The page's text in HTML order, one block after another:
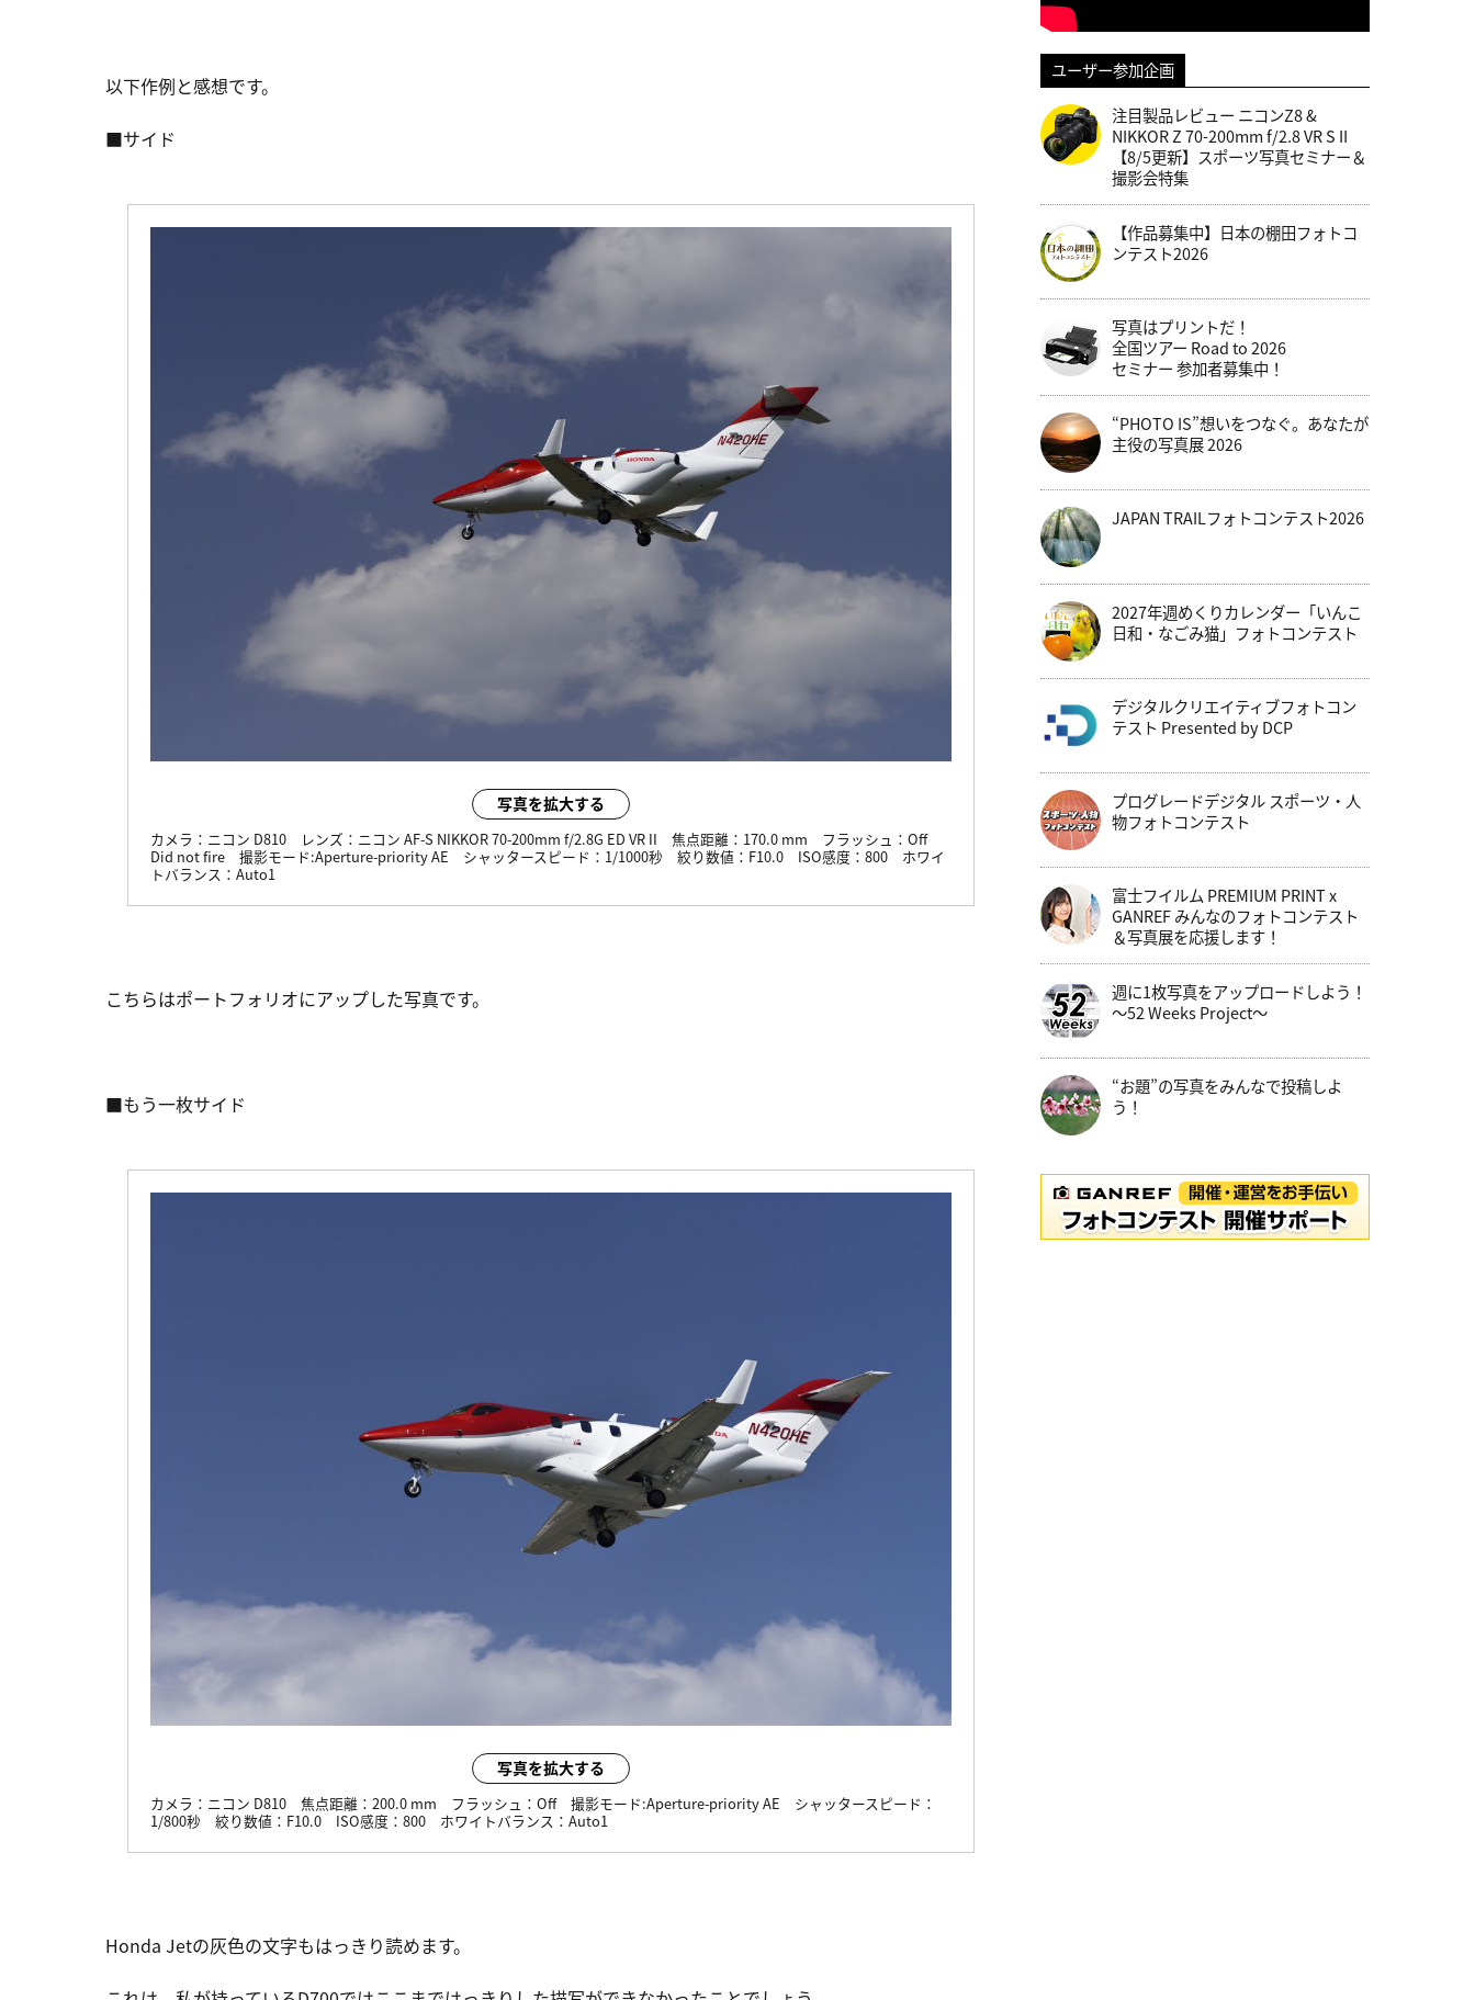
以下作例と感想です。
■サイド
写真を拡大する
カメラ： ニコン D810 レンズ： ニコン AF-S NIKKOR 70-200mm f/2.8G ED VR II 焦点距離： 170.0 mm フラッシュ： Off
Did not fire
撮影モード:Aperture-priority AE シャッタースピード： 1/1000秒 絞り数値： F10.0 ISO感度： 800
ホワイ
トバランス： Auto1
こちらはポートフォリオにアップした写真です。
■もう一枚サイド
写真を拡大する
カメラ： ニコン D810 焦点距離： 200.0 mm フラッシュ： Off 撮影モード:Aperture-priority AE
シャッタースピード：
1/800秒
絞り数値： F10.0 ISO感度： 800 ホワイトバランス： Auto1
Honda Jetの灰色の文字もはっきり読めます。
ユーザー参加企画
注目製品レビュー ニコンZ8 &
NIKKOR Z 70-200mm f/2.8 VR S II
【8/5更新】スポーツ写真セミナー＆
撮影会特集
【作品募集中】日本の棚田フォトコ
ンテスト2026
写真はプリントだ！
全国ツアー Road to 2026
セミナー 参加者募集中！
“PHOTO IS”想いをつなぐ。あなたが
主役の写真展 2026
JAPAN TRAILフォトコンテスト2026
2027年週めくりカレンダー「いんこ
日和・なごみ猫」フォトコンテスト
デジタルクリエイティブフォトコン
テスト Presented by DCP
プログレードデジタル スポーツ・人
物フォトコンテスト
富士フイルム PREMIUM PRINT x
GANREF みんなのフォトコンテスト
＆写真展を応援します！
週に1枚写真をアップロードしよう！
～52 Weeks Project～
“お題”の写真をみんなで投稿しよ
う！